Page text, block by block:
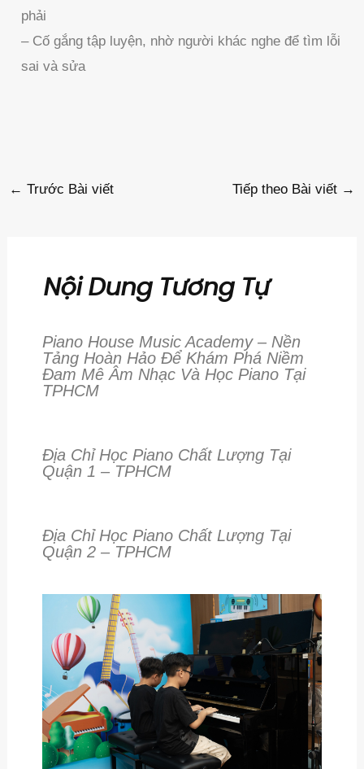
phải
– Cố gắng tập luyện, nhờ người khác nghe để tìm lỗi
sai và sửa
← Trước Bài viết Tiếp theo Bài viết →
Nội Dung Tương Tự
Piano House Music Academy – Nền
Tảng Hoàn Hảo Để Khám Phá Niềm
Đam Mê Âm Nhạc Và Học Piano Tại
TPHCM
Địa Chỉ Học Piano Chất Lượng Tại
Quận 1 – TPHCM
Địa Chỉ Học Piano Chất Lượng Tại
Quận 2 – TPHCM